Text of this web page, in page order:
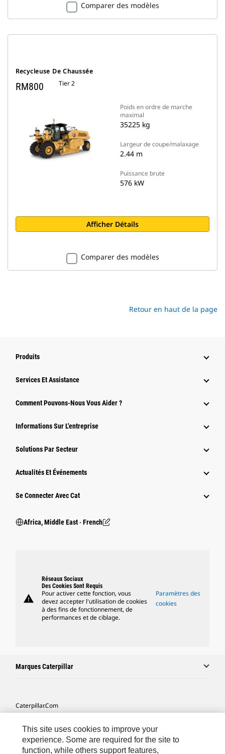
Comparer des modèles
Recycleuse De Chaussée
RM800 Tier 2
Poids en ordre de marche
maximal
35225 kg
Largeur de coupe/malaxage
2.44 m
Puissance brute
576 kW
Afficher Détails
Comparer des modèles
Retour en haut de la page
Produits
Services Et Assistance
Comment Pouvons-Nous Vous Aider ?
Informations Sur L'entreprise
Solutions Par Secteur
Actualités Et Événements
Se Connecter Avec Cat
Africa, Middle East ‧ French
warning
Réseaux Sociaux
Des Cookies Sont Requis
Pour activer cette fonction, vous
devez accepter l'utilisation de cookies
à des fins de fonctionnement, de
performances et de ciblage.
Paramètres des
cookies
Marques Caterpillar
Caterpillar.com
Mes Préférences Marketing
This site uses cookies to improve your
experience. Some are required for the site to
function, while others support features,